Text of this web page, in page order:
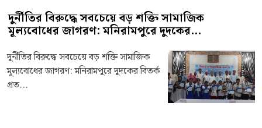
দুর্নীতির বিরুদ্ধে সবচেয়ে বড় শক্তি সামাজিক
মূল্যবোধের জাগরণ: মনিরামপুরে দুদকের...
দুর্নীতির বিরুদ্ধে সবচেয়ে বড় শক্তি সামাজিক
মূল্যবোধের জাগরণ: মনিরামপুরে দুদকের বিতর্ক
প্রত...